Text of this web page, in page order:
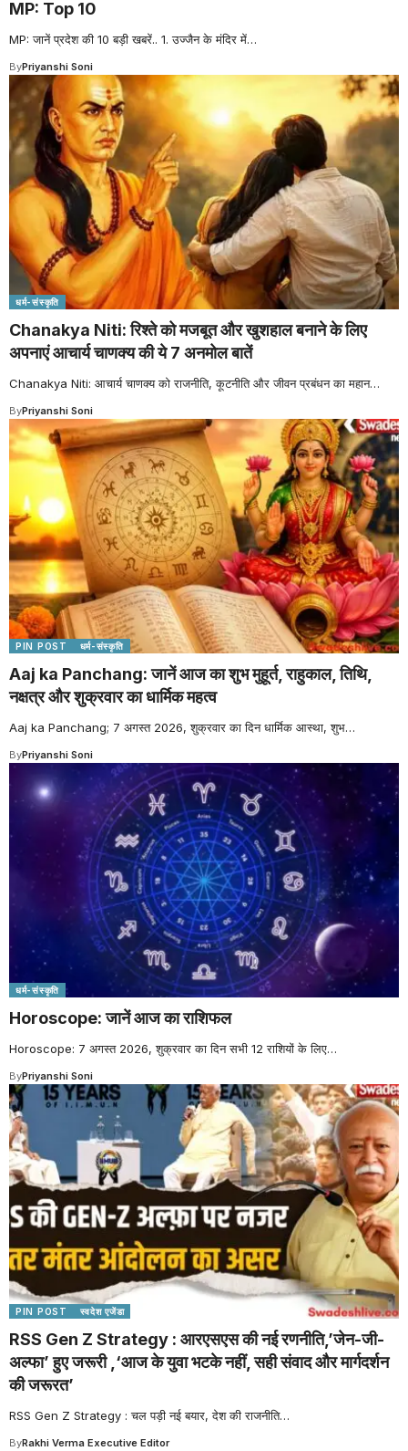
MP: Top 10
MP: जानें प्रदेश की 10 बड़ी खबरें.. 1. उज्जैन के मंदिर में…
ByPriyanshi Soni
धर्म-संस्कृति
Chanakya Niti: रिश्ते को मजबूत और खुशहाल बनाने के लिए
अपनाएं आचार्य चाणक्य की ये 7 अनमोल बातें
Chanakya Niti: आचार्य चाणक्य को राजनीति, कूटनीति और जीवन प्रबंधन का महान…
ByPriyanshi Soni
PIN POST धर्म-संस्कृति
Aaj ka Panchang: जानें आज का शुभ मुहूर्त, राहुकाल, तिथि,
नक्षत्र और शुक्रवार का धार्मिक महत्व
Aaj ka Panchang; 7 अगस्त 2026, शुक्रवार का दिन धार्मिक आस्था, शुभ…
ByPriyanshi Soni
धर्म-संस्कृति
Horoscope: जानें आज का राशिफल
Horoscope: 7 अगस्त 2026, शुक्रवार का दिन सभी 12 राशियों के लिए…
ByPriyanshi Soni
PIN POST स्वदेश एजेंडा
RSS Gen Z Strategy : आरएसएस की नई रणनीति,’जेन-जी-
अल्फा’ हुए जरूरी ,‘आज के युवा भटके नहीं, सही संवाद और मार्गदर्शन
की जरूरत’
RSS Gen Z Strategy : चल पड़ी नई बयार, देश की राजनीति…
ByRakhi Verma Executive Editor